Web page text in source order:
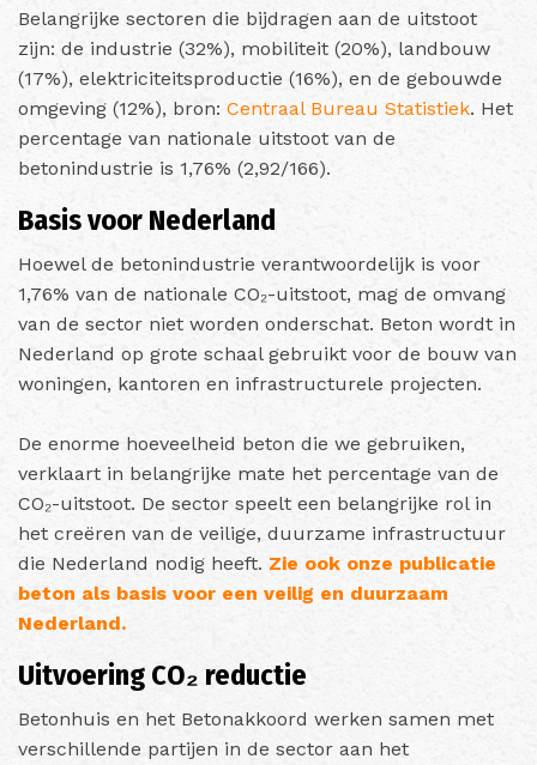
Belangrijke sectoren die bijdragen aan de uitstoot
zijn: de industrie (32%), mobiliteit (20%), landbouw
(17%), elektriciteitsproductie (16%), en de gebouwde
omgeving (12%)​, bron: Centraal Bureau Statistiek. Het
percentage van nationale uitstoot van de
betonindustrie is 1,76% (2,92/166).
Basis voor Nederland
Hoewel de betonindustrie verantwoordelijk is voor
1,76% van de nationale CO₂-uitstoot, mag de omvang
van de sector niet worden onderschat. Beton wordt in
Nederland op grote schaal gebruikt voor de bouw van
woningen, kantoren en infrastructurele projecten.
De enorme hoeveelheid beton die we gebruiken,
verklaart in belangrijke mate het percentage van de
CO₂-uitstoot. De sector speelt een belangrijke rol in
het creëren van de veilige, duurzame infrastructuur
die Nederland nodig heeft. Zie ook onze publicatie
beton als basis voor een veilig en duurzaam
Nederland.
Uitvoering CO₂ reductie
Betonhuis en het Betonakkoord werken samen met
verschillende partijen in de sector aan het